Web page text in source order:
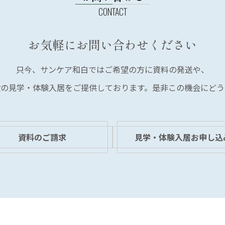
お気軽にお問い合わせください
只今、サンケア和白ではご希望の方に資料の発送や、
見学・体験入居を ご提供しております。 是非この機会にど
資料のご請求 見学・体験入居お申し